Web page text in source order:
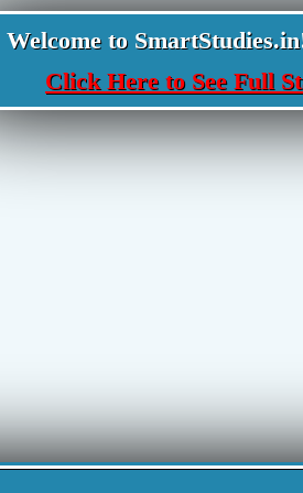
Welcome to
Click Here to See Full